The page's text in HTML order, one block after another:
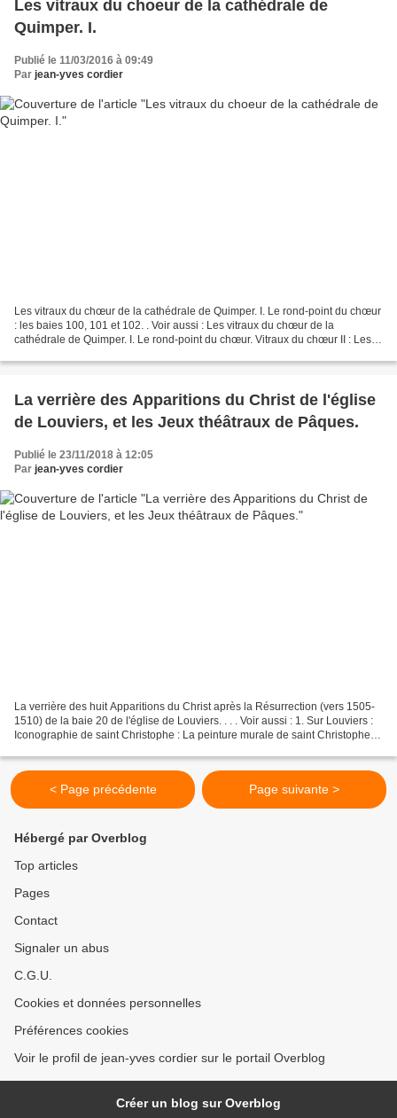
Les vitraux du choeur de la cathédrale de
Quimper. I.
Publié le 11/03/2016 à 09:49
Par jean-yves cordier
Les vitraux du chœur de la cathédrale de Quimper. I. Le rond-point du chœur
: les baies 100, 101 et 102. . Voir aussi : Les vitraux du chœur de la
cathédrale de Quimper. I. Le rond-point du chœur. Vitraux du chœur II : Les
La verrière des Apparitions du Christ de l'église
de Louviers, et les Jeux théâtraux de Pâques.
Publié le 23/11/2018 à 12:05
Par jean-yves cordier
La verrière des huit Apparitions du Christ après la Résurrection (vers 1505-
1510) de la baie 20 de l'église de Louviers. . . . Voir aussi : 1. Sur Louviers :
Iconographie de saint Christophe : La peinture murale de saint Christophe à
< Page précédente Page suivante >
Hébergé par Overblog
Top articles
Pages
Contact
Signaler un abus
C.G.U.
Cookies et données personnelles
Préférences cookies
Voir le profil de jean-yves cordier sur le portail Overblog
Créer un blog sur Overblog